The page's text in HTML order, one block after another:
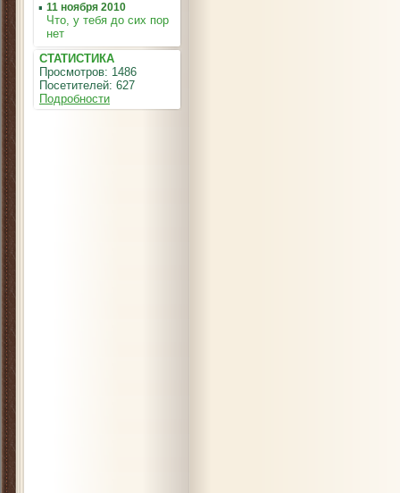
▪ 11 ноября 2010
Что, у тебя до сих пор
нет
СТАТИСТИКА
Просмотров: 1486
Посетителей: 627
Подробности